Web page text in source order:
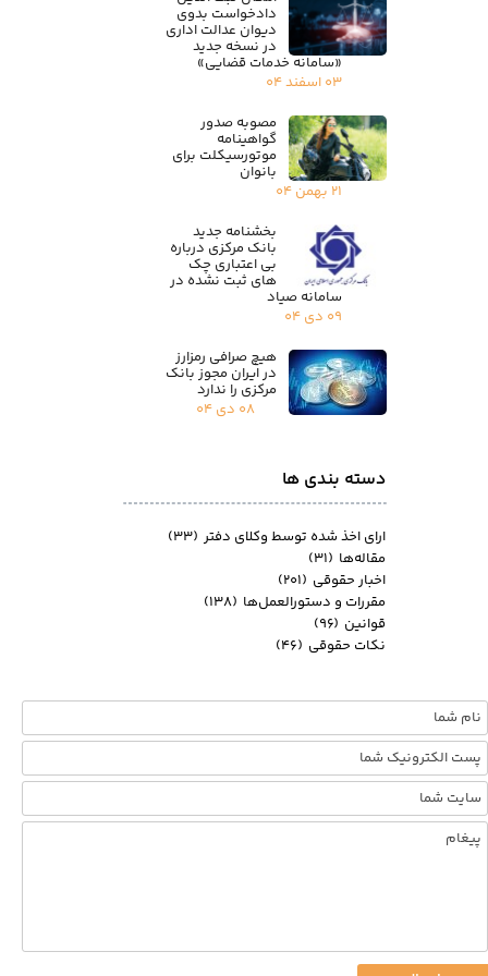
دسته بندی ها
دادخواست بدوی
دیوان عدالت اداری
در نسخه جدید
«سامانه خدمات قضایی»
۰۳ اسفند ۰۴
مصوبه صدور
گواهینامه
موتورسیکلت برای
بانوان
۲۱ بهمن ۰۴
بخشنامه جدید
بانک مرکزی درباره
بی اعتباری چک
های ثبت نشده در
سامانه صیاد
۰۹ دی ۰۴
هیچ صرافی رمزارز
در ایران مجوز بانک
مرکزی را ندارد
۰۸ دی ۰۴
ارای اخذ شده توسط وکلای دفتر (۳۳)
مقاله‌ها (۳۱)
اخبار حقوقی (۲۰۱)
مقررات و دستورالعمل‌ها (۱۳۸)
قوانین (۹۶)
نکات حقوقی (۴۶)